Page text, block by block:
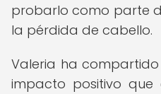
probarlo como parte
la pérdida de cabello.
Valeria ha
impacto positivo